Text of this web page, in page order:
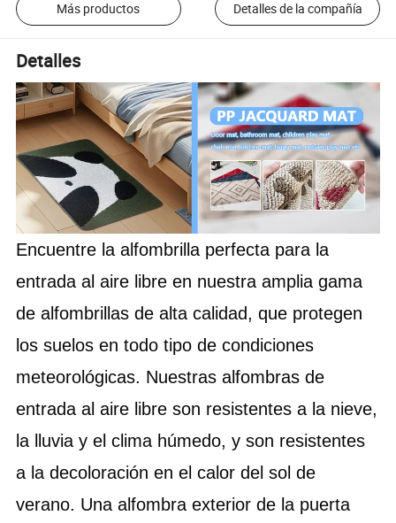
Más productos Detalles de la compañía
Detalles
Encuentre la alfombrilla perfecta para la
entrada al aire libre en nuestra amplia gama
de alfombrillas de alta calidad, que protegen
los suelos en todo tipo de condiciones
meteorológicas. Nuestras alfombras de
entrada al aire libre son resistentes a la nieve,
la lluvia y el clima húmedo, y son resistentes
a la decoloración en el calor del sol de
verano. Una alfombra exterior de la puerta